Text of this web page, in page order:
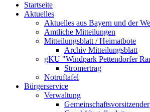
Startseite
Aktuelles
Aktuelles aus Bayern und der
Amtliche Mitteilungen
Mitteilungsblatt / Heimatbote
Archiv Mitteilungsblatt
gKU "Windpark Pettendorfer
Stromertrag
Notruftafel
Bürgerservice
Verwaltung
Gemeinschaftsvorsitzender